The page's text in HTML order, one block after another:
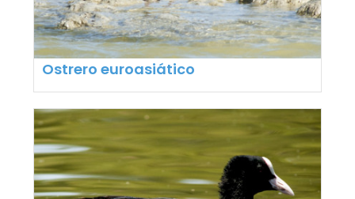
Ostrero euroasiático